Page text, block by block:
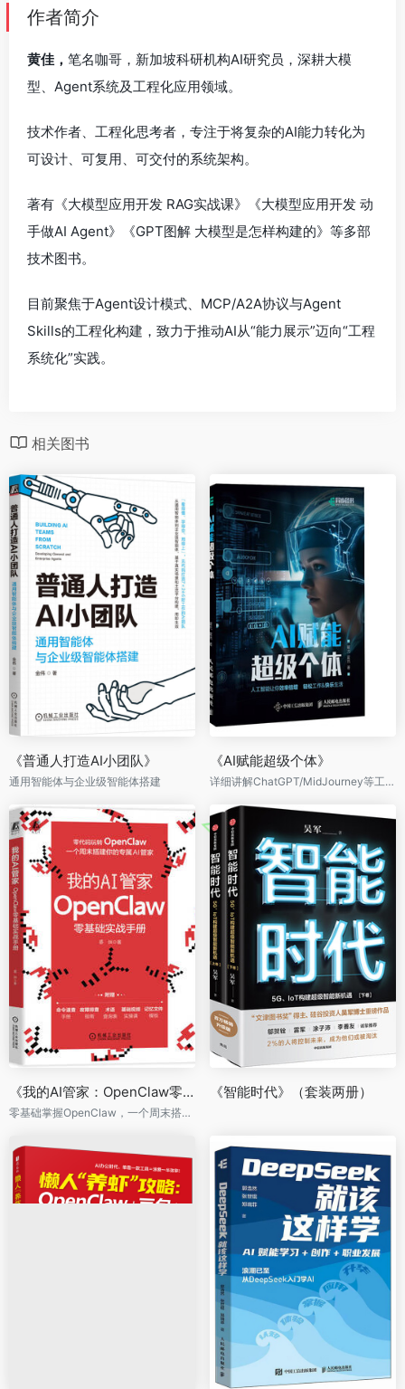
作者简介
黄佳， 笔名咖哥，新加坡科研机构AI研究员，深耕大模
型、Agent系统及工程化应用领域。
技术作者、工程化思考者，专注于将复杂的AI能力转化为
可设计、可复用、可交付的系统架构。
著有《大模型应用开发 RAG实战课》《大模型应用开发 动
手做AI Agent》《GPT图解 大模型是怎样构建的》等多部
技术图书。
目前聚焦于Agent设计模式、MCP/A2A协议与Agent
Skills的工程化构建，致力于推动AI从“能力展示”迈向“工程
系统化”实践。
相关图书
《普通人打造AI小团队》
通用智能体与企业级智能体搭建
《AI赋能超级个体》
详细讲解ChatGPT/MidJourney等工具使用方法，精准驾驭AI，为生活工作赋能，成为超级个体。
《我的AI管家：OpenClaw零基础实战手册》
零基础掌握OpenClaw，一个周末搭建你的专属AI管家
《智能时代》（套装两册）